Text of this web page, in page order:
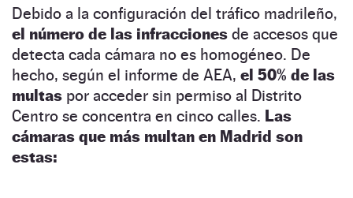
Debido a la configuración del tráfico madrileño,
el número de las infracciones de accesos que
detecta cada cámara no es homogéneo. De
hecho, según el informe de AEA, el 50% de las
multas por acceder sin permiso al Distrito
Centro se concentra en cinco calles. Las
cámaras que más multan en Madrid son
estas: